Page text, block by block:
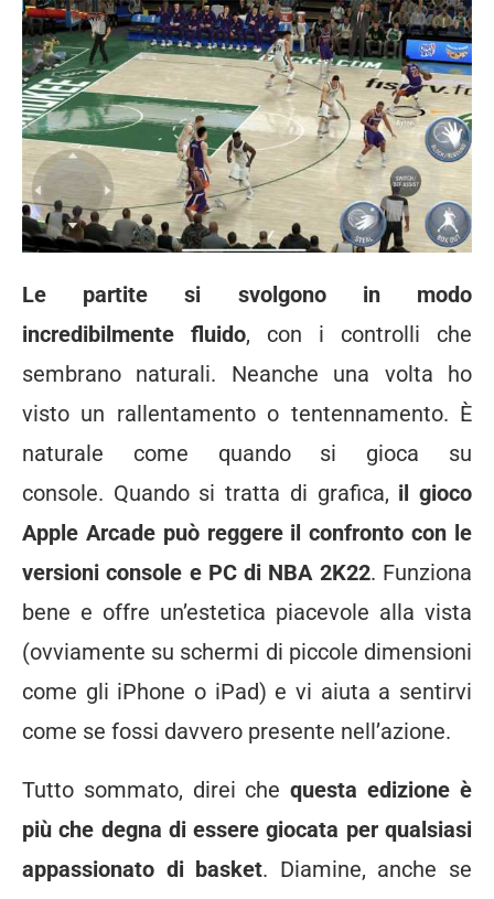
Le partite si svolgono in modo
incredibilmente fluido, con i controlli che
sembrano naturali. Neanche una volta ho
visto un rallentamento o tentennamento. È
naturale come quando si gioca su
console. Quando si tratta di grafica, il gioco
Apple Arcade può reggere il confronto con le
versioni console e PC di NBA 2K22. Funziona
bene e offre un’estetica piacevole alla vista
(ovviamente su schermi di piccole dimensioni
come gli iPhone o iPad) e vi aiuta a sentirvi
come se fossi davvero presente nell’azione.
Tutto sommato, direi chequesta edizione è
più che degna di essere giocata per qualsiasi
appassionato di basket. Diamine, anche se